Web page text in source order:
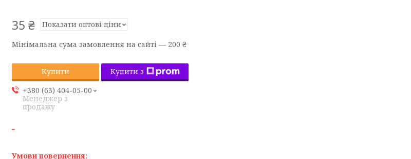
35 ₴ Показати оптові ціни
Мінімальна сума замовлення на сайті — 200 ₴
Купити
Купити з
+380 (63) 404-05-00
Менеджер з
продажу